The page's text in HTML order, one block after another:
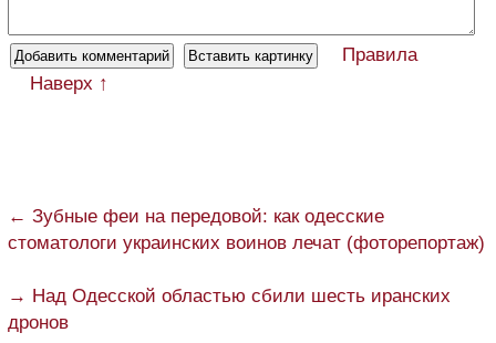
Правила
Наверх ↑
← Зубные феи на передовой: как одесские
стоматологи украинских воинов лечат (фоторепортаж)
→ Над Одесской областью сбили шесть иранских
дронов